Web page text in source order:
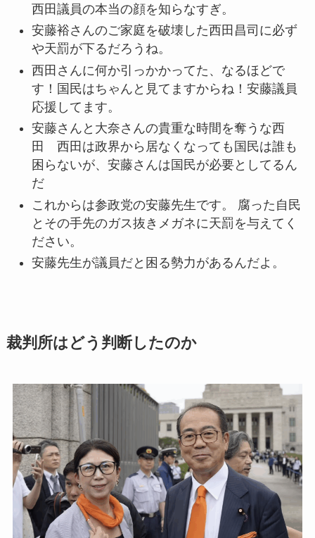
西田議員の本当の顔を知らなすぎ。
安藤裕さんのご家庭を破壊した西田昌司に必ず
や天罰が下るだろうね。
西田さんに何か引っかかってた、なるほどで
す！国民はちゃんと見てますからね！安藤議員
応援してます。
安藤さんと大奈さんの貴重な時間を奪うな西
田 西田は政界から居なくなっても国民は誰も
困らないが、安藤さんは国民が必要としてるん
だ
これからは参政党の安藤先生です。 腐った自民
とその手先のガス抜きメガネに天罰を与えてく
ださい。
安藤先生が議員だと困る勢力があるんだよ。
裁判所はどう判断したのか